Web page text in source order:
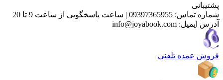
پشتیبانی
شماره تماس: 09397365955
| ساعت پاسخگویی از ساعت 9 تا 20
آدرس ایمیل: info@joyabook.com
فروش عمده تلفنی